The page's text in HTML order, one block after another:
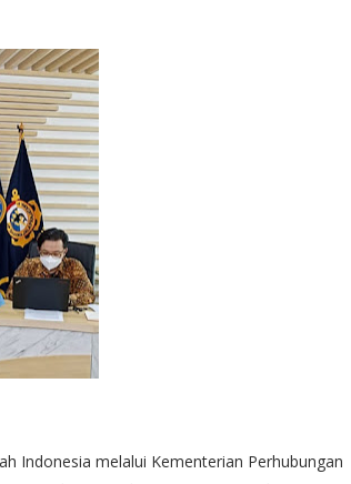
Indonesia melalui Kementerian Perhubungan